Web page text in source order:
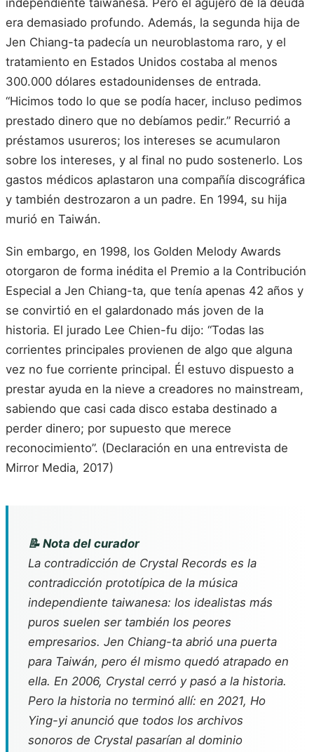
independiente taiwanesa. Pero el agujero de la deuda
era demasiado profundo. Además, la segunda hija de
Jen Chiang-ta padecía un neuroblastoma raro, y el
tratamiento en Estados Unidos costaba al menos
300.000 dólares estadounidenses de entrada.
“Hicimos todo lo que se podía hacer, incluso pedimos
prestado dinero que no debíamos pedir.” Recurrió a
préstamos usureros; los intereses se acumularon
sobre los intereses, y al final no pudo sostenerlo. Los
gastos médicos aplastaron una compañía discográfica
y también destrozaron a un padre. En 1994, su hija
murió en Taiwán.
Sin embargo, en 1998, los Golden Melody Awards
otorgaron de forma inédita el Premio a la Contribución
Especial a Jen Chiang-ta, que tenía apenas 42 años y
se convirtió en el galardonado más joven de la
historia. El jurado Lee Chien-fu dijo: “Todas las
corrientes principales provienen de algo que alguna
vez no fue corriente principal. Él estuvo dispuesto a
prestar ayuda en la nieve a creadores no mainstream,
sabiendo que casi cada disco estaba destinado a
perder dinero; por supuesto que merece
reconocimiento”. (Declaración en una entrevista de
Mirror Media, 2017)
📝 Nota del curador
La contradicción de Crystal Records es la
contradicción prototípica de la música
independiente taiwanesa: los idealistas más
puros suelen ser también los peores
empresarios. Jen Chiang-ta abrió una puerta
para Taiwán, pero él mismo quedó atrapado en
ella. En 2006, Crystal cerró y pasó a la historia.
Pero la historia no terminó allí: en 2021, Ho
Ying-yi anunció que todos los archivos
sonoros de Crystal pasarían al dominio